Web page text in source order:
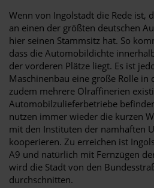
Wenn von Ingolstadt die Rede ist,
an einen der größten deutschen
hier seinen Stammsitz hat. So
dass die Automobildichte
der vorderen Plätze liegt. Es ist
Maschinenbau eine große Rolle in
zudem mehrere Ölraffinerien
Automobilzulieferbetriebe
nutzen immer wieder die kurzen
mit den Instituten der namhaften
kooperieren. Zu erreichen ist
A9 und natürlich mit Fernzügen
wird die Stadt von den
durchschnitten.